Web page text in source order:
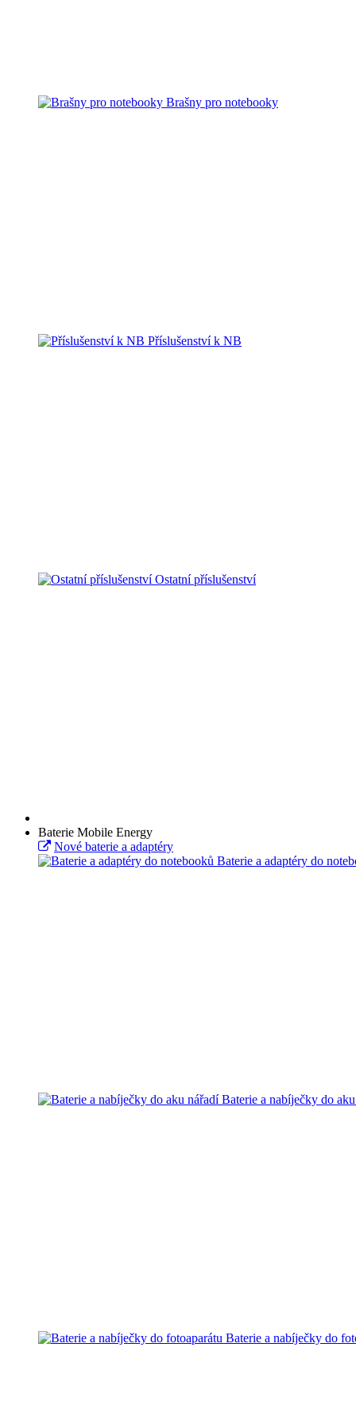
Brašny pro notebooky
Příslušenství k NB
Ostatní příslušenství
Baterie Mobile Energy
Nové baterie a adaptéry
Baterie a adaptéry do
Baterie a nabíječky do
Baterie a nabíječky do